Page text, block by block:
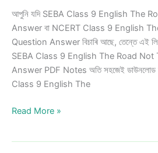
আপুনি যদি SEBA Class 9 English The
Answer বা NCERT Class 9 English
Question Answer বিচাৰি আছে, তেন্তে এই
SEBA Class 9 English The Road Not
Answer PDF Notes অতি সহজেই ডাউনলোড
Class 9 English The
Class
Read More »